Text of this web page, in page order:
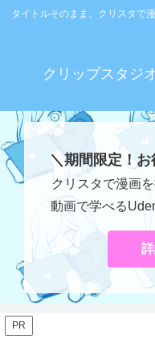
タイトルそのまま、クリスタで
クリップスタジ
＼期間限定！
クリスタで漫画
動画で学べる
PR